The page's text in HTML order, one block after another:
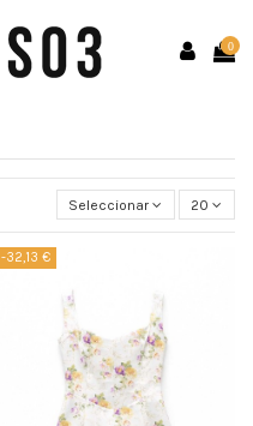
0
Seleccionar 20
-32,13 €